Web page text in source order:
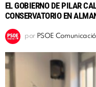
EL GOBIERNO DE PILAR
CONSERVATORIO EN
por PSOE